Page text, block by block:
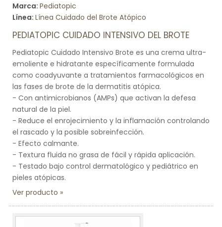
Marca: Pediatopic
Línea: Línea Cuidado del Brote Atópico
PEDIATOPIC CUIDADO INTENSIVO DEL BROTE
Pediatopic Cuidado Intensivo Brote es una crema ultra-
emoliente e hidratante específicamente formulada
como coadyuvante a tratamientos farmacológicos en
las fases de brote de la dermatitis atópica.
- Con antimicrobianos (AMPs) que activan la defesa
natural de la piel.
- Reduce el enrojecimiento y la inflamación controlando
el rascado y la posible sobreinfección.
- Efecto calmante.
- Textura fluida no grasa de fácil y rápida aplicación.
- Testado bajo control dermatológico y pediátrico en
pieles atópicas.
Ver producto